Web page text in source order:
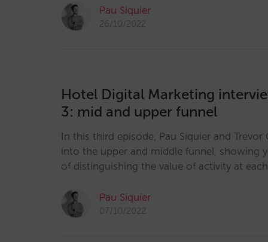
Pau Siquier
26/10/2022
Hotel Digital Marketing
3: mid and upper funnel
In this third episode, Pau Siquier and Trevor
into the upper and middle funnel, showing
of distinguishing the value of activity at
Pau Siquier
07/10/2022